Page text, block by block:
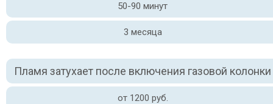
50-90 минут
3 месяца
Пламя затухает после включения газовой колонки
от 1200 руб.